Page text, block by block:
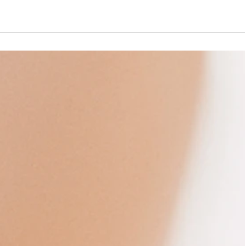
Planning
vacances de